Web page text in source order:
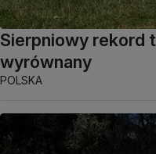
Sierpniowy rekord
wyrównany
POLSKA